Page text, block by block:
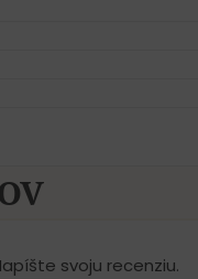
svoju recenziu.